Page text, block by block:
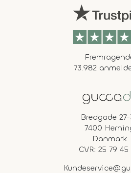
73.982
Bredgade
7400
Danmark
CVR: 25 79